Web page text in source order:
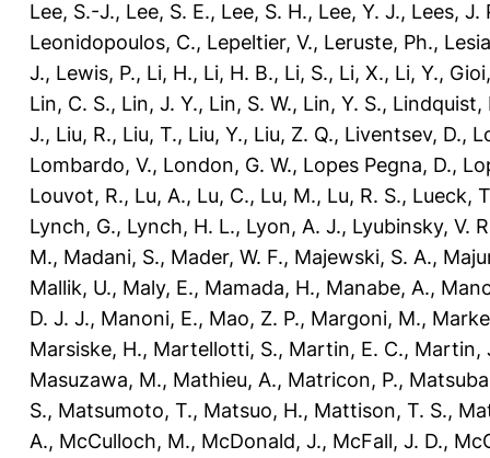
Lee, S.-J., Lee, S. E., Lee, S. H., Lee, Y. J., Lees, J.
Leonidopoulos, C., Lepeltier, V., Leruste, Ph.,
J., Lewis, P., Li, H., Li, H. B., Li, S., Li, X., Li, Y.,
Lin, C. S., Lin, J. Y., Lin, S. W., Lin, Y. S., Lindquist,
J., Liu, R., Liu, T., Liu, Y., Liu, Z. Q., Liventsev, D.,
Lombardo, V., London, G. W., Lopes Pegna, D.,
Louvot, R., Lu, A., Lu, C., Lu, M., Lu, R. S., Lueck,
Lynch, G., Lynch, H. L., Lyon, A. J., Lyubinsky, V.
M., Madani, S., Mader, W. F., Majewski, S. A.,
Mallik, U., Maly, E., Mamada, H., Manabe, A.,
D. J. J., Manoni, E., Mao, Z. P., Margoni, M.,
Marsiske, H., Martellotti, S., Martin, E. C., Martin,
Masuzawa, M., Mathieu, A., Matricon, P.,
S., Matsumoto, T., Matsuo, H., Mattison, T. S.,
A., McCulloch, M., McDonald, J., McFall, J. D.,